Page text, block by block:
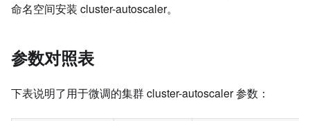
命名空间安装 cluster-autoscaler。
参数对照表
下表说明了用于微调的集群 cluster-autoscaler 参数：